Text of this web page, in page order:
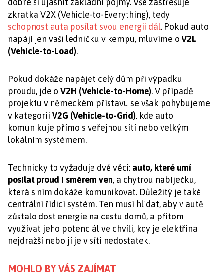
dobré si ujasnit základní pojmy. Vše zastřešuje
zkratka V2X (Vehicle-to-Everything), tedy
schopnost auta posílat svou energii dál. Pokud auto
napájí jen vaši ledničku v kempu, mluvíme o V2L
(Vehicle-to-Load).
Pokud dokáže napájet celý dům při výpadku
proudu, jde o V2H (Vehicle-to-Home). V případě
projektu v německém přístavu se však pohybujeme
v kategorii V2G (Vehicle-to-Grid), kde auto
komunikuje přímo s veřejnou sítí nebo velkým
lokálním systémem.
Technicky to vyžaduje dvě věci: auto, které umí
posílat proud i směrem ven, a chytrou nabíječku,
která s ním dokáže komunikovat. Důležitý je také
centrální řídicí systém. Ten musí hlídat, aby v autě
zůstalo dost energie na cestu domů, a přitom
využívat jeho potenciál ve chvíli, kdy je elektřina
nejdražší nebo jí je v síti nedostatek.
MOHLO BY VÁS ZAJÍMAT